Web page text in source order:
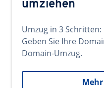
umziehen
Umzug in 3
Geben Sie Ihre
Domain-Umzug.